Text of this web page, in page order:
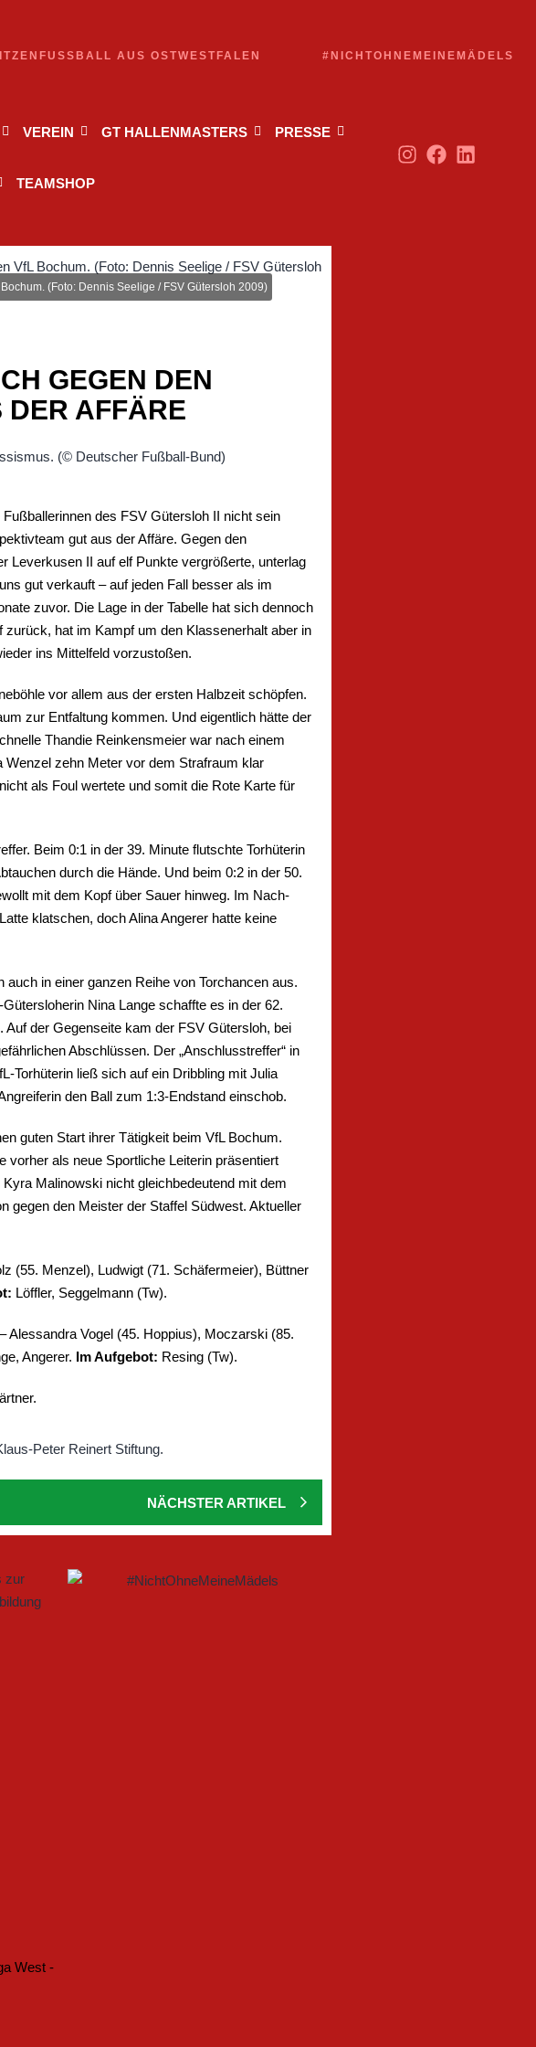
AUS OSTWESTFALEN #NICHTOHNEMEINEMÄDELS
VEREIN GT HALLENMASTERS PRESSE
TEAMSHOP
(Foto: Dennis Seelige / FSV Gütersloh 2009)
GEGEN DEN
DER AFFÄRE
des FSV Gütersloh II nicht sein
gut aus der Affäre. Gegen den
Leverkusen II auf elf Punkte vergrößerte, unterlag
gut verkauft – auf jeden Fall besser als im
zuvor. Die Lage in der Tabelle hat sich dennoch
hat im Kampf um den Klassenerhalt aber in
ins Mittelfeld vorzustoßen.
vor allem aus der ersten Halbzeit schöpfen.
zur Entfaltung kommen. Und eigentlich hätte der
Thandie Reinkensmeier war nach einem
Wenzel zehn Meter vor dem Strafraum klar
als Foul wertete und somit die Rote Karte für
Beim 0:1 in der 39. Minute flutschte Torhüterin
durch die Hände. Und beim 0:2 in der 50.
mit dem Kopf über Sauer hinweg. Im Nach-
klatschen, doch Alina Angerer hatte keine
in einer ganzen Reihe von Torchancen aus.
Nina Lange schaffte es in der 62.
der Gegenseite kam der FSV Gütersloh, bei
Abschlüssen. Der „Anschlusstreffer“ in
Torhüterin ließ sich auf ein Dribbling mit Julia
den Ball zum 1:3-Endstand einschob.
guten Start ihrer Tätigkeit beim VfL Bochum.
vorher als neue Sportliche Leiterin präsentiert
Malinowski nicht gleichbedeutend mit dem
gegen den Meister der Staffel Südwest. Aktueller
(55. Menzel), Ludwigt (71. Schäfermeier), Büttner
Löffler, Seggelmann (Tw).
Alessandra Vogel (45. Hoppius), Moczarski (85.
Angerer. Im Aufgebot: Resing (Tw).
NÄCHSTER ARTIKEL